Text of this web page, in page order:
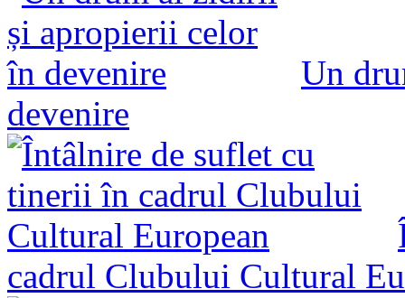
Un
devenire
cadrul Clubului Cultural